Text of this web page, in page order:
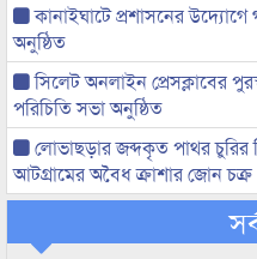
কানাইঘাটে প্রশাসনের
অনুষ্ঠিত
সিলেট অনলাইন প্রেসক্লাবের
পরিচিতি সভা অনুষ্ঠিত
লোভাছড়ার জব্দকৃত পাথর চুরির
আটগ্রামের অবৈধ ক্রাশার জোন চক্র